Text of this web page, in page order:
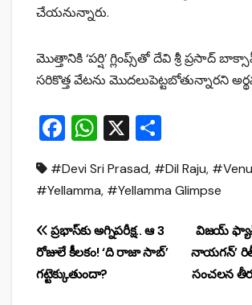
చేయనున్నారు.
మొత్తానికి ‘పర్షి’ గ్లింప్స్‌తో దేవి శ్రీ ప్రసాద్
సరికొత్త వేటను మొదలుపెట్టబోతున్నారని
F
c
e
b
o
o
W
at
s
A
p
p
X
ar
e
#Devi Sri Prasad, #Dil Raju,
#Yellamma, #Yellamma Glimpse
Post
navigation
విజయ్
నాయగన్’
సంచలన
ప్రభాస్‌కు అగ్నిపరీక్ష.. ఆ 3
రోజులే కీలకం! ‘ది రాజా సాబ్’
గట్టెక్కుతుందా?